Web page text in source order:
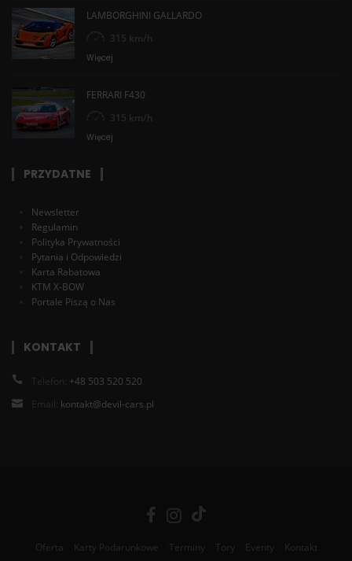
LAMBORGHINI GALLARDO
315 km/h
Więcej
FERRARI F430
315 km/h
Więcej
PRZYDATNE
Newsletter
Regulamin
Polityka Prywatności
Pytania i Odpowiedzi
Karta Rabatowa
KTM X-BOW
Portale Piszą o Nas
KONTAKT
Telefon: +48 503 520 520
Email: kontakt@devil-cars.pl
Oferta Karty Podarunkowe Terminy Tory Eventy Kontakt